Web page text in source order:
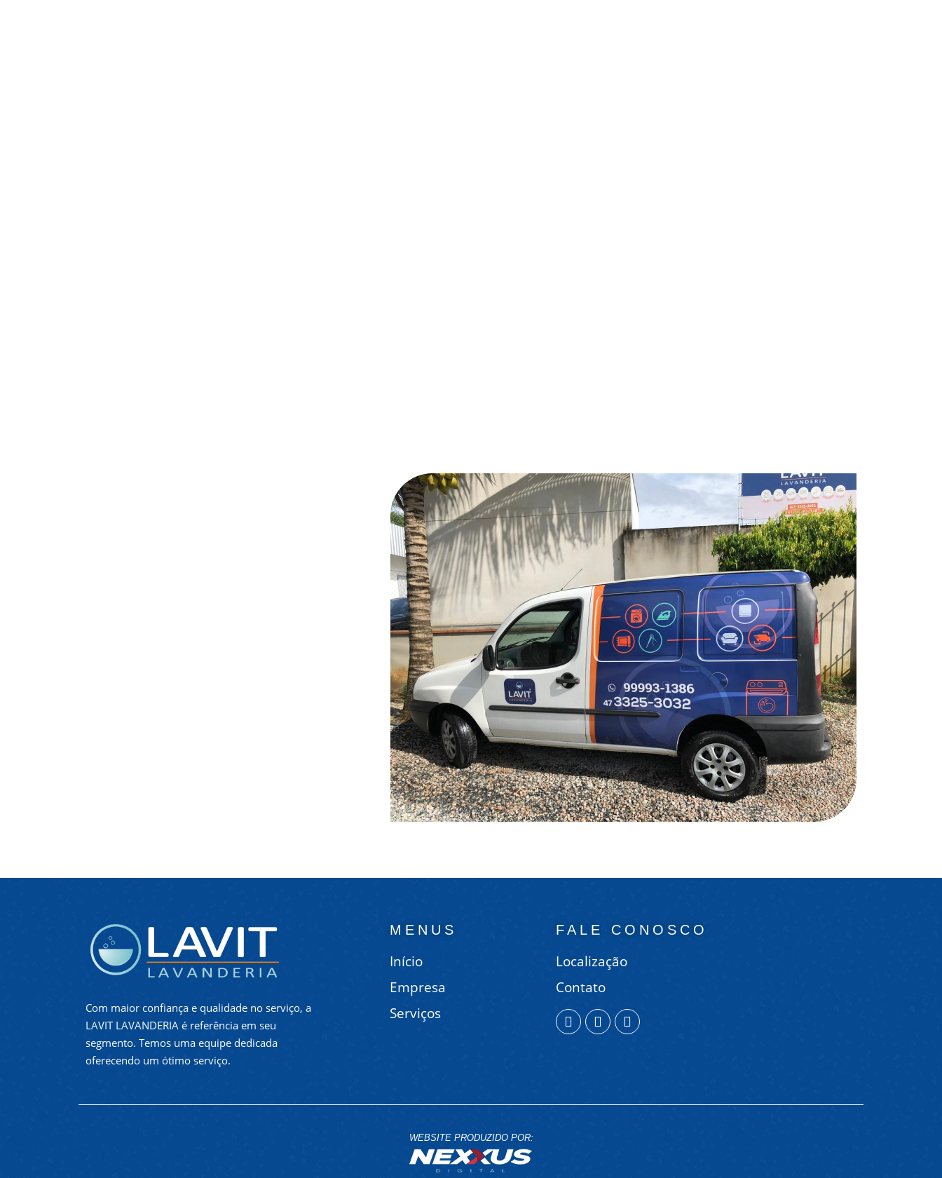
Com maior confiança e qualidade no serviço, a
LAVIT LAVANDERIA é referência em seu
segmento. Temos uma equipe dedicada
oferecendo um ótimo serviço.
MENUS
Início
Empresa
Serviços
FALE CONOSCO
Localização
Contato
WEBSITE PRODUZIDO POR: